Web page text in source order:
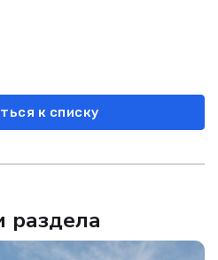
к списку
раздела